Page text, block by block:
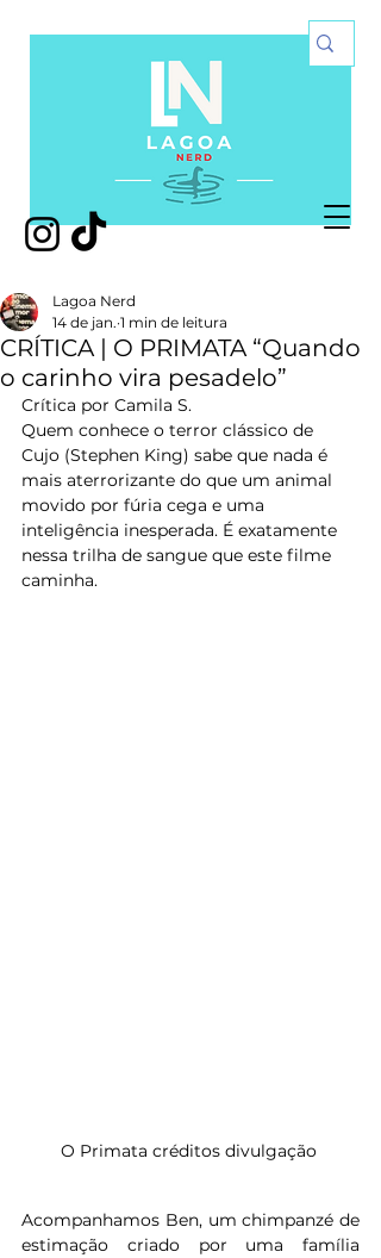
CRÍTICA | O PRIMATA “Quando
o carinho vira pesadelo”
Lagoa Nerd
14 de jan. 1 min de leitura
Crítica por Camila S.
Quem conhece o terror clássico de
Cujo (Stephen King) sabe que nada é
mais aterrorizante do que um animal
movido por fúria cega e uma
inteligência inesperada. É exatamente
nessa trilha de sangue que este filme
caminha.
O Primata créditos divulgação
Acompanhamos Ben, um chimpanzé de
estimação criado por uma família